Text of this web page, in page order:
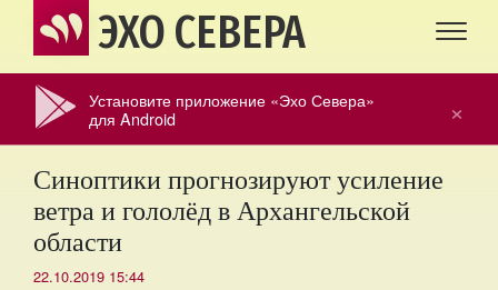
ЭХО СЕВЕРА
×
Установите приложение «Эхо Севера»
для Android
Синоптики прогнозируют усиление
ветра и гололёд в Архангельской
области
22.10.2019 15:44